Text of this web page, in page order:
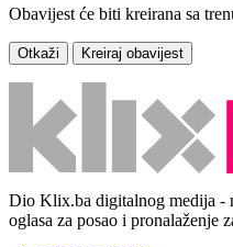
Obavijest će biti kreirana sa
Otkaži Kreiraj obavijest
Dio Klix.ba digitalnog medija -
oglasa za posao i pronalaženje